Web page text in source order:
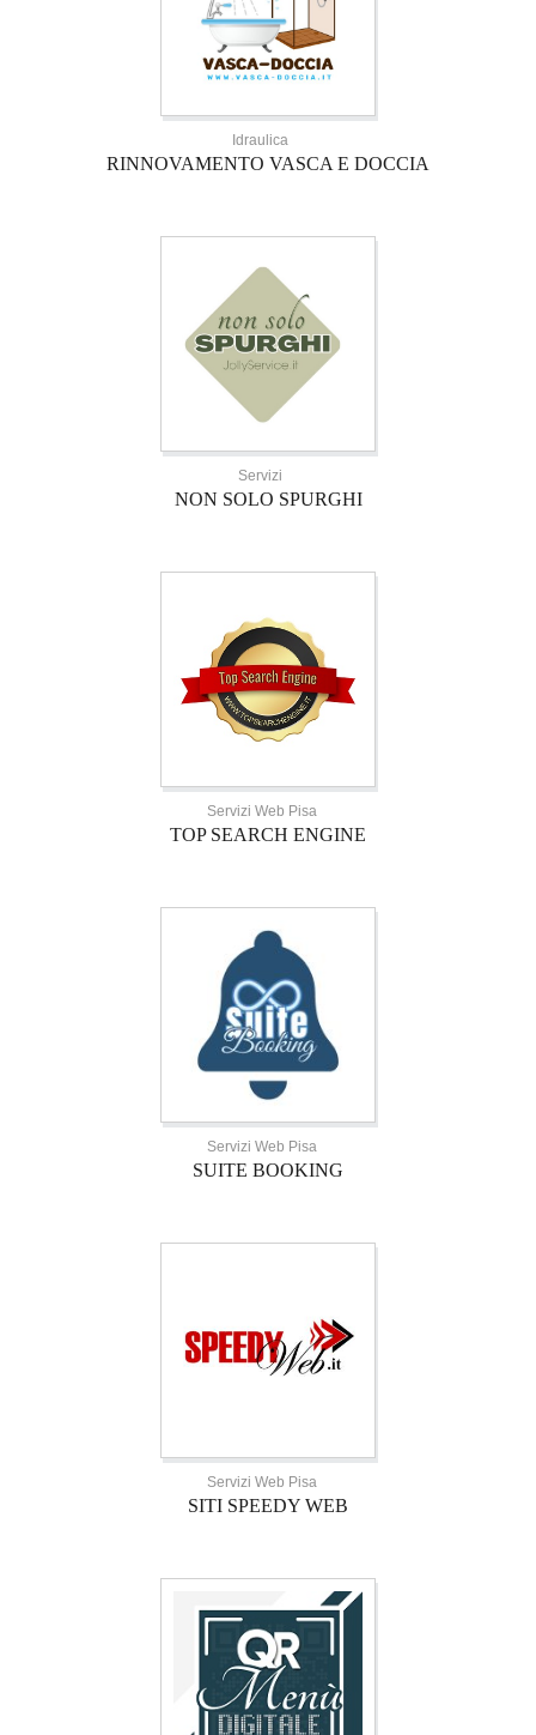
Idraulica
RINNOVAMENTO VASCA E DOCCIA
Servizi
NON SOLO SPURGHI
Servizi Web Pisa
TOP SEARCH ENGINE
Servizi Web Pisa
SUITE BOOKING
Servizi Web Pisa
SITI SPEEDY WEB